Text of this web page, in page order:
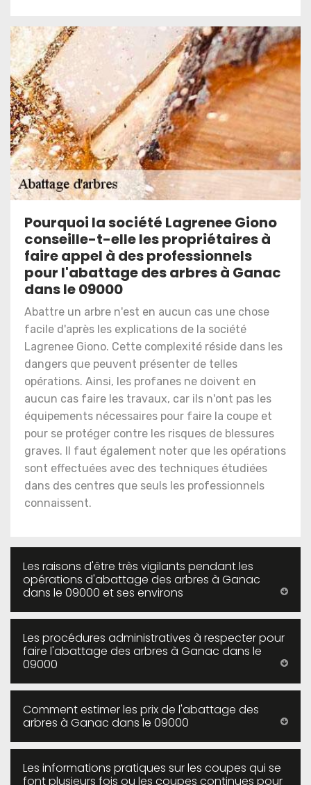
Pourquoi la société Lagrenee Giono
conseille-t-elle les propriétaires à
faire appel à des professionnels
pour l'abattage des arbres à Ganac
dans le 09000
Abattre un arbre n'est en aucun cas une chose
facile d'après les explications de la société
Lagrenee Giono. Cette complexité réside dans les
dangers que peuvent présenter de telles
opérations. Ainsi, les profanes ne doivent en
aucun cas faire les travaux, car ils n'ont pas les
équipements nécessaires pour faire la coupe et
pour se protéger contre les risques de blessures
graves. Il faut également noter que les opérations
sont effectuées avec des techniques étudiées
dans des centres que seuls les professionnels
connaissent.
Les raisons d'être très vigilants pendant les
opérations d'abattage des arbres à Ganac
dans le 09000 et ses environs
Les procédures administratives à respecter pour
faire l'abattage des arbres à Ganac dans le
09000
Comment estimer les prix de l'abattage des
arbres à Ganac dans le 09000
Les informations pratiques sur les coupes qui se
font plusieurs fois ou les coupes continues pour